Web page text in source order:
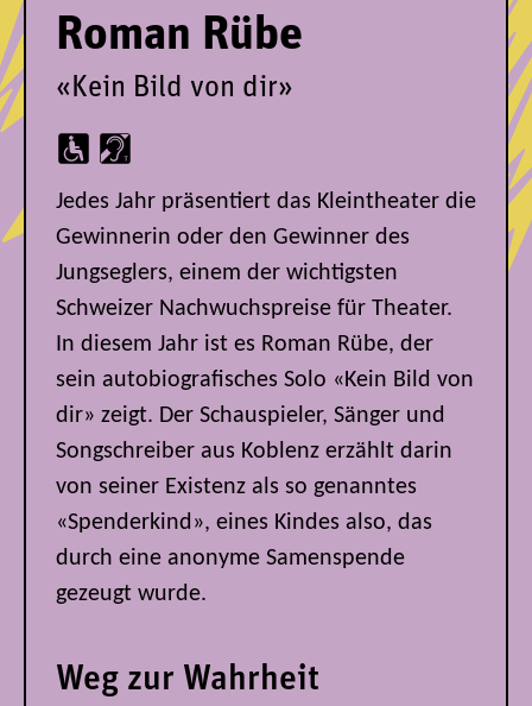
Roman Rübe
«Kein Bild von dir»
Jedes Jahr präsentiert das Kleintheater die
Gewinnerin oder den Gewinner des
Jungseglers, einem der wichtigsten
Schweizer Nachwuchspreise für Theater.
In diesem Jahr ist es Roman Rübe, der
sein autobiografisches Solo «Kein Bild von
dir» zeigt. Der Schauspieler, Sänger und
Songschreiber aus Koblenz erzählt darin
von seiner Existenz als so genanntes
«Spenderkind», eines Kindes also, das
durch eine anonyme Samenspende
gezeugt wurde.
Weg zur Wahrheit